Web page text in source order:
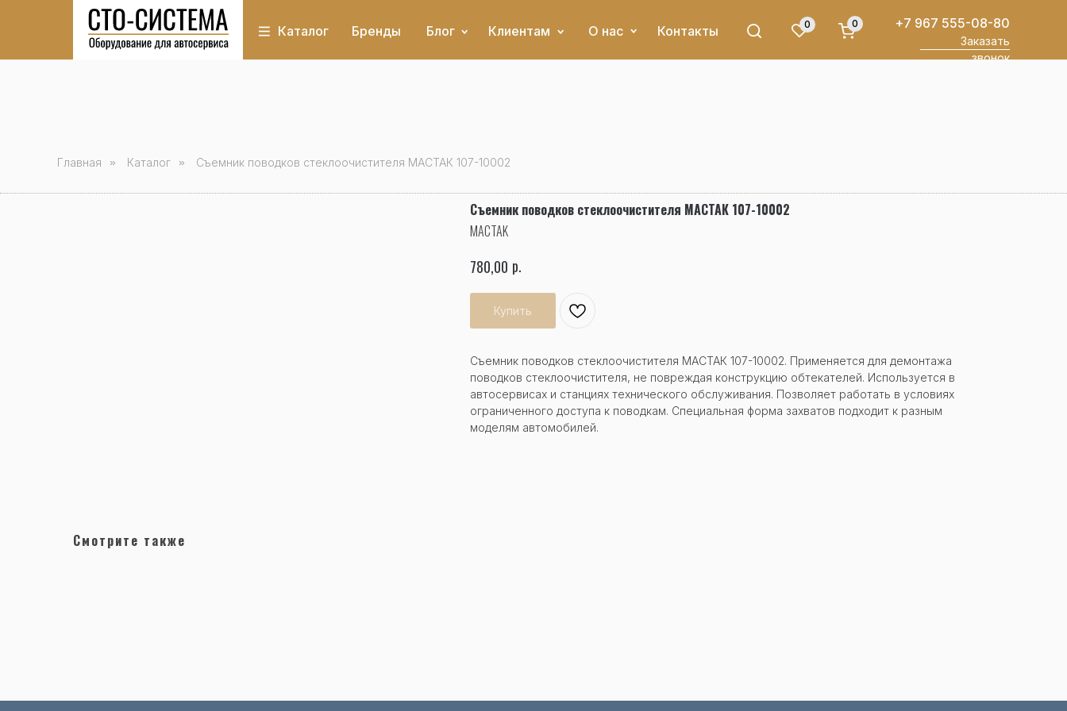
Контакты
Каталог 0 0 +7 967 555-08-80
Заказать
звонок
Клиентам О нас
Бренды Блог
Главная » Каталог » Съемник поводков стеклоочистителя МАСТАК 107-10002
Съемник поводков стеклоочистителя МАСТАК 107-10002
MACTAK
780,00 р.
Купить
Съемник поводков стеклоочистителя МАСТАК 107-10002. Применяется для демонтажа
поводков стеклоочистителя, не повреждая конструкцию обтекателей. Используется в
автосервисах и станциях технического обслуживания. Позволяет работать в условиях
ограниченного доступа к поводкам. Специальная форма захватов подходит к разным
моделям автомобилей.
Смотрите также